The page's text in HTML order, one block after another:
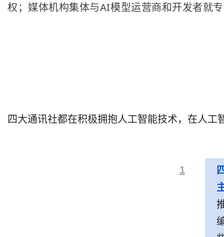
权；媒体机构集体与AI模型运营商和开发者就
四大通讯社都在积极拥抱人工智能技术，在人工
1